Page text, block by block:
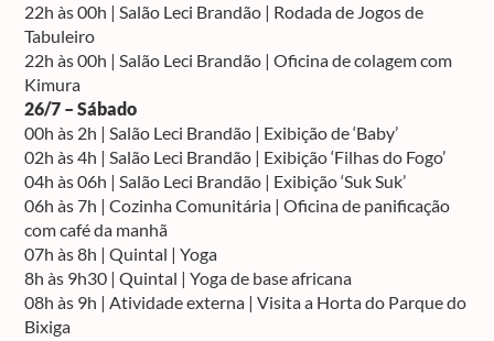
22h às 00h | Salão Leci Brandão | Rodada de Jogos de
Tabuleiro
22h às 00h | Salão Leci Brandão | Oficina de colagem com
Kimura
26/7 – Sábado
00h às 2h | Salão Leci Brandão | Exibição de ‘Baby’
02h às 4h | Salão Leci Brandão | Exibição ‘Filhas do Fogo’
04h às 06h | Salão Leci Brandão | Exibição ‘Suk Suk’
06h às 7h | Cozinha Comunitária | Oficina de panificação
com café da manhã
07h às 8h | Quintal | Yoga
8h às 9h30 | Quintal | Yoga de base africana
08h às 9h | Atividade externa | Visita a Horta do Parque do
Bixiga